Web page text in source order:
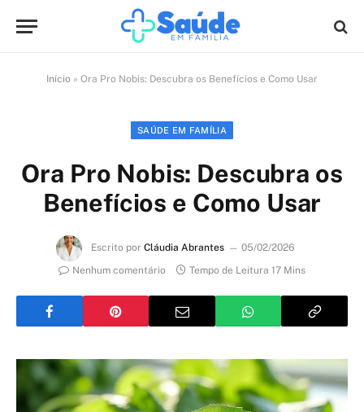
Início » Ora Pro Nobis: Descubra os Benefícios e Como Usar
SAÚDE EM FAMÍLIA
Ora Pro Nobis: Descubra os
Benefícios e Como Usar
Escrito por Cláudia Abrantes
05/02/2026
Nenhum comentário
Tempo de Leitura 17 Mins